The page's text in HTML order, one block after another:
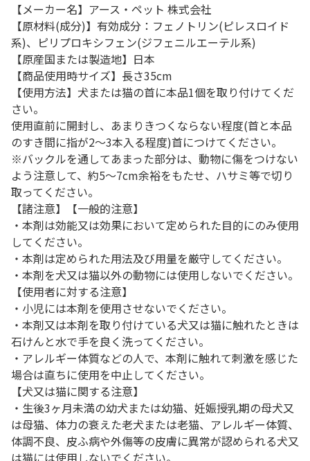
【メーカー名】アース・ペット 株式会社
【原材料(成分)】有効成分：フェノトリン(ピレスロイド
系)、ピリプロキシフェン(ジフェニルエーテル系)
【原産国または製造地】日本
【商品使用時サイズ】長さ35cm
【使用方法】犬または猫の首に本品1個を取り付けてくだ
さい。
使用直前に開封し、あまりきつくならない程度(首と本品
のすき間に指が2～3本入る程度)首につけてください。
※バックルを通してあまった部分は、動物に傷をつけない
よう注意して、約5～7cm余裕をもたせ、ハサミ等で切り
取ってください。
【諸注意】【一般的注意】
・本剤は効能又は効果において定められた目的にのみ使用
してください。
・本剤は定められた用法及び用量を厳守してください。
・本剤を犬又は猫以外の動物には使用しないでください。
【使用者に対する注意】
・小児には本剤を使用させないでください。
・本剤又は本剤を取り付けている犬又は猫に触れたときは
石けんと水で手を良く洗ってください。
・アレルギー体質などの人で、本剤に触れて刺激を感じた
場合は直ちに使用を中止してください。
【犬又は猫に関する注意】
・生後3ヶ月未満の幼犬または幼猫、妊娠授乳期の母犬又
は母猫、体力の衰えた老犬または老猫、アレルギー体質、
体調不良、皮ふ病や外傷等の皮膚に異常が認められる犬又
は猫には使用しないでください。